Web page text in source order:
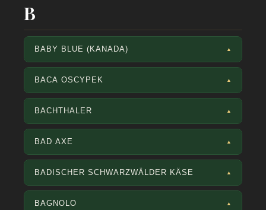
B
BABY BLUE (KANADA) ▲
BACA OSCYPEK ▲
BACHTHALER ▲
BAD AXE ▲
BADISCHER SCHWARZWÄLDER KÄSE ▲
BAGNOLO ▲